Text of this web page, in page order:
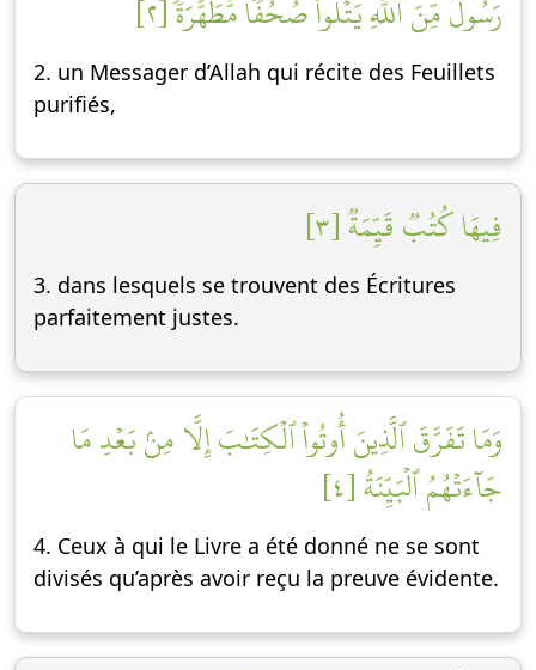
رَسُولٞ مِّنَ ٱللَّهِ يَتۡلُواْ صُحُفٗا مُّطَهَّرَةٗ [٢]
2. un Messager d’Allah qui récite des Feuillets
purifiés,
فِيهَا كُتُبٞ قَيِّمَةٞ [٣]
3. dans lesquels se trouvent des Écritures
parfaitement justes.
وَمَا تَفَرَّقَ ٱلَّذِينَ أُوتُواْ ٱلۡكِتَٰبَ إِلَّا مِنۢ بَعۡدِ مَا
جَآءَتۡهُمُ ٱلۡبَيِّنَةُ [٤]
4. Ceux à qui le Livre a été donné ne se sont
divisés qu’après avoir reçu la preuve évidente.